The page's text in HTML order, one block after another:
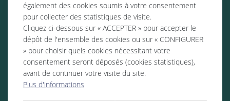
également des cookies soumis à votre consentement
pour collecter des statistiques de visite.
Cliquez ci-dessous sur « ACCEPTER » pour accepter le
dépôt de l'ensemble des cookies ou sur « CONFIGURER
» pour choisir quels cookies nécessitant votre
consentement seront déposés (cookies statistiques),
avant de continuer votre visite du site.
Plus d'informations